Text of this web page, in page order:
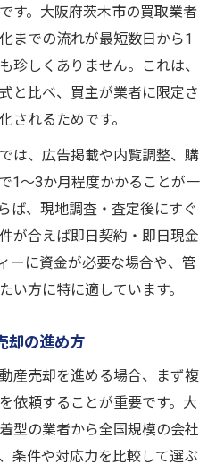
す。大阪府茨木市の買取業者
までの流れが最短数日から1
珍しくありません。これは、
と比べ、買主が業者に限定さ
されるためです。
は、広告掲載や内覧調整、購
1〜3か月程度かかることが一
ば、現地調査・査定後にすぐ
が合えば即日契約・即日現金
ーに資金が必要な場合や、管
い方に特に適しています。
却の進め方
産売却を進める場合、まず複
依頼することが重要です。大
型の業者から全国規模の会社
条件や対応力を比較して選ぶ